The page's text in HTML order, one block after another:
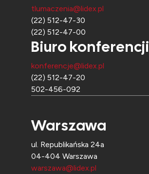
tlumaczenia@lidex.pl
(22) 512-47-30
(22) 512-47-00
Biuro konferencji
konferencje@lidex.pl
(22) 512-47-20
502-456-092
Warszawa
ul. Republikańska 24a
04-404 Warszawa
warszawa@lidex.pl